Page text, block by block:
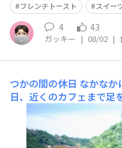
フレンチトースト
スイー
4 43
ガッキー | 08/02 |
つかの間の休日 なかなか
日、近くのカフェまで足
R Z 40mm f/2 (SE),
き届いた庭でゆっくり過
客さんが写真を撮って